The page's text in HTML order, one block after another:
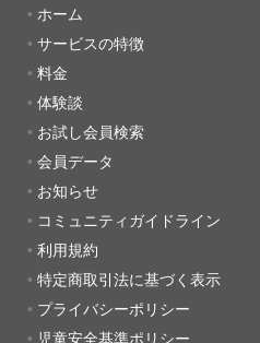
ホーム
サービスの特徴
料金
体験談
お試し会員検索
会員データ
お知らせ
コミュニティガイドライン
利用規約
特定商取引法に基づく表示
プライバシーポリシー
児童安全基準ポリシー